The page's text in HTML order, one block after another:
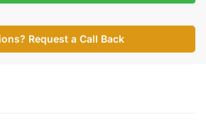
Request a Call Back